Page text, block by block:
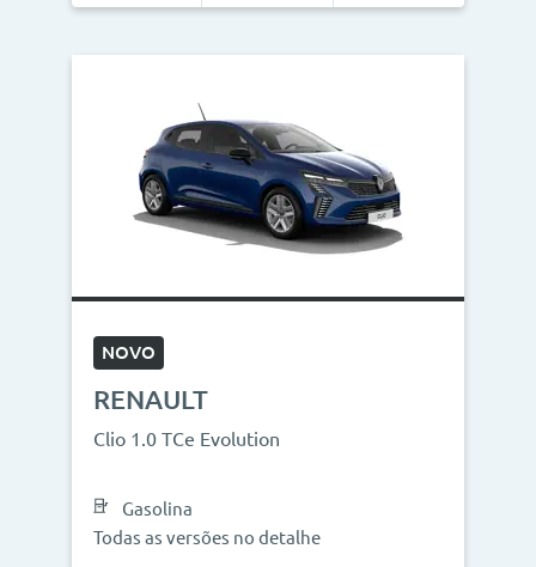
NOVO
RENAULT
Clio 1.0 TCe Evolution
Gasolina
Todas as versões no detalhe